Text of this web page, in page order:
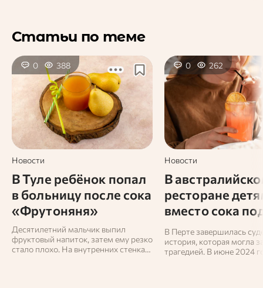
Статьи по теме
0 388
Новости
В Туле ребёнок попал
в больницу после сока
«Фрутоняня»
Десятилетний мальчик выпил
фруктовый напиток, затем ему резко
стало плохо. На внутренних стенках
0 262
Новости
В
ресторане
вместо сока
средство от
насекомых
В Перте завершилась
история, которая могла
трагедией. В июне 2024